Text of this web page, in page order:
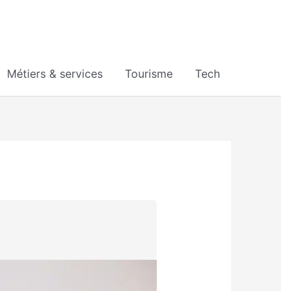
Métiers & services Tourisme Tech